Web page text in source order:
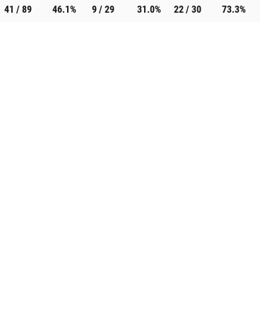
41 / 89 46.1% 9 / 29 31.0% 22 / 30 73.3%